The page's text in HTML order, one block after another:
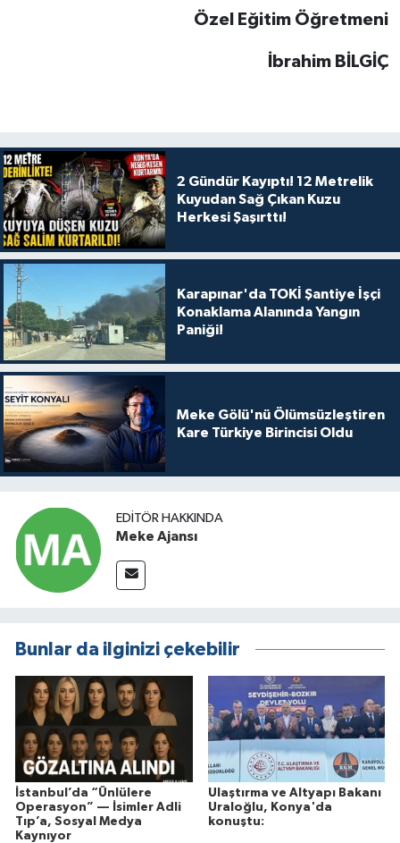
Özel Eğitim Öğretmeni
İbrahim BİLGİÇ
2 Gündür Kayıptı! 12 Metrelik
Kuyudan Sağ Çıkan Kuzu
Herkesi Şaşırttı!
Karapınar'da TOKİ Şantiye İşçi
Konaklama Alanında Yangın
Paniği!
Meke Gölü'nü Ölümsüzleştiren
Kare Türkiye Birincisi Oldu
EDITÖR HAKKINDA
Meke Ajansı
Bunlar da ilginizi çekebilir
İstanbul’da “Ünlülere
Operasyon” — İsimler Adli
Tıp’a, Sosyal Medya
Kaynıyor
Ulaştırma ve Altyapı Bakanı
Uraloğlu, Konya'da
konuştu: